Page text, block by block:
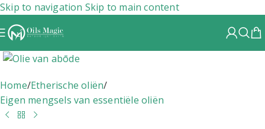
Skip to navigation Skip to main content
Home/Etherische oliën/
Eigen mengsels van essentiële oliën